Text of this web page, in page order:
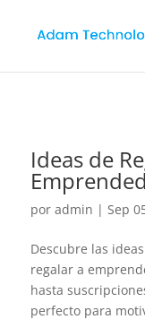
Ideas de
por admin | Sep
Descubre las
regalar a
hasta
perfecto para